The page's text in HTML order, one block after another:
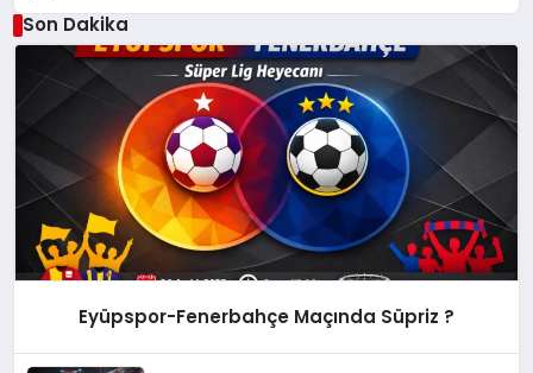
Son Dakika
Eyüpspor-Fenerbahçe Maçında Süpriz ?